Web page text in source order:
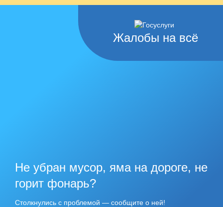
Жалобы на всё
Не убран мусор, яма на дороге, не
горит фонарь?
Столкнулись с проблемой — сообщите о ней!